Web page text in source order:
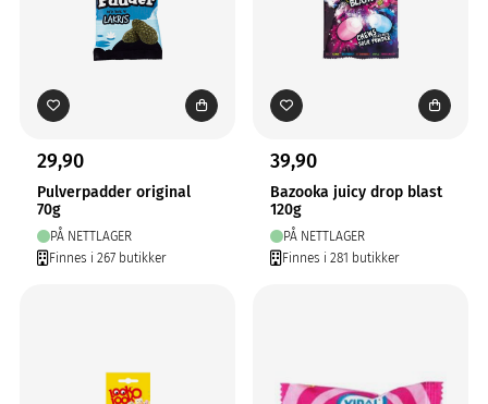
29,90
Pulverpadder original
70g
PÅ NETTLAGER
Finnes i 267 butikker
39,90
Bazooka juicy drop blast
120g
PÅ NETTLAGER
Finnes i 281 butikker